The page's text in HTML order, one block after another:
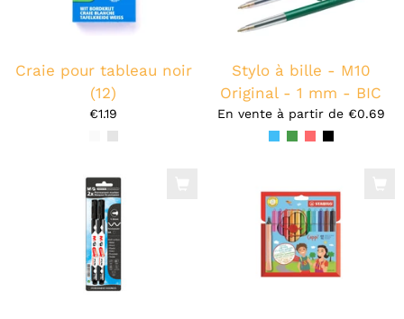
Craie pour tableau noir
(12)
€1.19
Stylo à bille - M10
Original - 1 mm - BIC
En vente à partir de €0.69